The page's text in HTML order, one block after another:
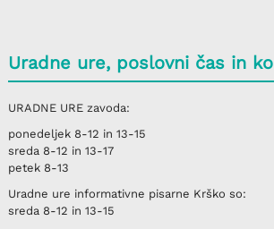
Uradne ure, poslovni čas in
URADNE UREzavoda:
ponedeljek8-12 in 13-15
sreda8-12 in 13-17
petek8-13
Uradne ure informativne pisarne Krško so:
sreda8-12 in 13-15